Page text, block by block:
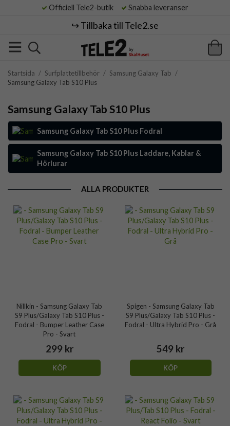
Officiell Tele2-butik Snabba leveranser
↪️ Tillbaka till Tele2.se
Startsida / Surfplattetillbehör / Samsung Galaxy Tab /
Samsung Galaxy Tab S10 Plus
Samsung Galaxy Tab S10 Plus
Samsung Galaxy Tab S10 Plus Fodral
Samsung Galaxy Tab S10 Plus Laddare, Kablar &
Hörlurar
ALLA PRODUKTER
Nillkin - Samsung Galaxy Tab
S9 Plus/Galaxy Tab S10 Plus -
Fodral - Bumper Leather Case
Pro - Svart
299 kr
KÖP
Spigen - Samsung Galaxy Tab
S9 Plus/Galaxy Tab S10 Plus -
Fodral - Ultra Hybrid Pro - Grå
549 kr
KÖP